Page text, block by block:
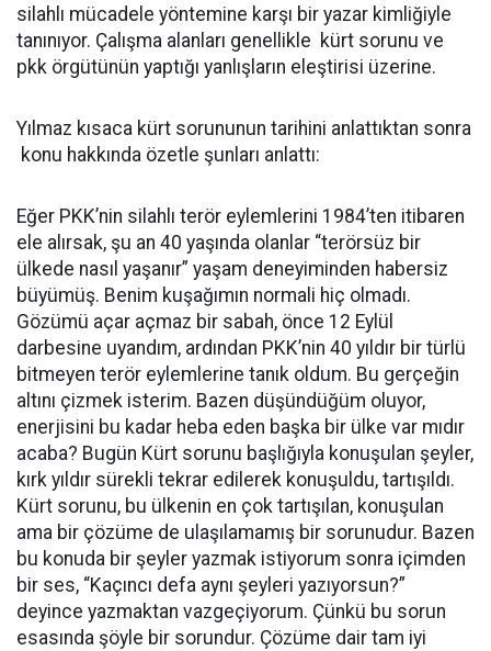
silahlı mücadele yöntemine karşı bir yazar kimliğiyle
tanınıyor. Çalışma alanları genellikle kürt sorunu ve
pkk örgütünün yaptığı yanlışların eleştirisi üzerine.
Yılmaz kısaca kürt sorununun tarihini anlattıktan sonra
konu hakkında özetle şunları anlattı:
Eğer PKK’nin silahlı terör eylemlerini 1984’ten itibaren
ele alırsak, şu an 40 yaşında olanlar “terörsüz bir
ülkede nasıl yaşanır” yaşam deneyiminden habersiz
büyümüş. Benim kuşağımın normali hiç olmadı.
Gözümü açar açmaz bir sabah, önce 12 Eylül
darbesine uyandım, ardından PKK’nin 40 yıldır bir türlü
bitmeyen terör eylemlerine tanık oldum. Bu gerçeğin
altını çizmek isterim. Bazen düşündüğüm oluyor,
enerjisini bu kadar heba eden başka bir ülke var mıdır
acaba? Bugün Kürt sorunu başlığıyla konuşulan şeyler,
kırk yıldır sürekli tekrar edilerek konuşuldu, tartışıldı.
Kürt sorunu, bu ülkenin en çok tartışılan, konuşulan
ama bir çözüme de ulaşılamamış bir sorunudur. Bazen
bu konuda bir şeyler yazmak istiyorum sonra içimden
bir ses, “Kaçıncı defa aynı şeyleri yazıyorsun?”
deyince yazmaktan vazgeçiyorum. Çünkü bu sorun
esasında şöyle bir sorundur. Çözüme dair tam iyi